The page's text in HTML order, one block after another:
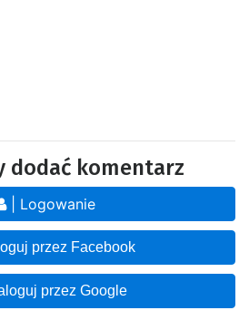
dodać komentarz
| Logowanie
przez Facebook
przez Google